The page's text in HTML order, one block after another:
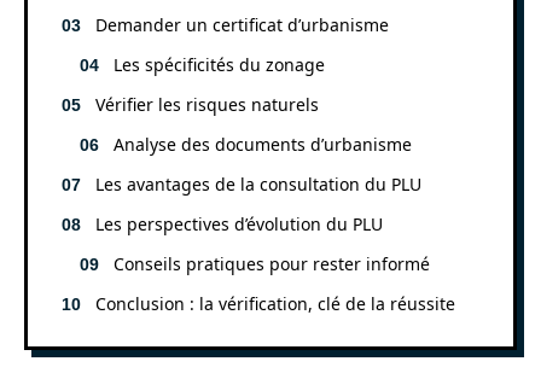
Demander un certificat d’urbanisme
Les spécificités du zonage
Vérifier les risques naturels
Analyse des documents d’urbanisme
Les avantages de la consultation du PLU
Les perspectives d’évolution du PLU
Conseils pratiques pour rester informé
Conclusion : la vérification, clé de la réussite